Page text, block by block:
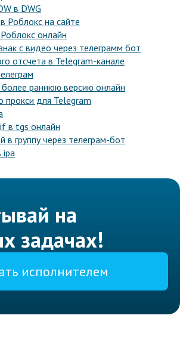
в DWG
Роблокс на сайте
онлайн
с видео через телеграмм бот
отсчета в Telegram-канале
раннюю версию онлайн
для Telegram
в tgs онлайн
группу через телеграм-бот
ipa
на
задачах!
исполнителем